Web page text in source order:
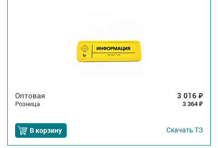
Оптовая 3 016 ₽
Розница 3 364 ₽
В корзину Скачать ТЗ